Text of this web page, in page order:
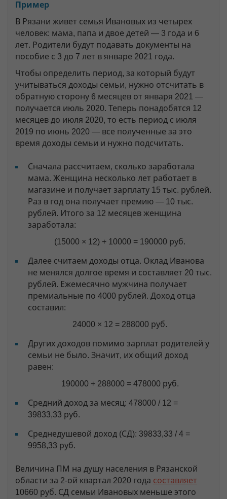
Пример
В Рязани живет семья Ивановых из четырех
человек: мама, папа и двое детей — 3 года и 6
лет. Родители будут подавать документы на
пособие с 3 до 7 лет в январе 2021 года.
Чтобы определить период, за который будут
учитываться доходы семьи, нужно отсчитать в
обратную сторону 6 месяцев от января 2021 —
получается июль 2020. Теперь понадобятся 12
месяцев до июля 2020, то есть период с июля
2019 по июнь 2020 — все полученные за это
время доходы семьи и нужно подсчитать.
Сначала рассчитаем, сколько заработала
мама. Женщина несколько лет работает в
магазине и получает зарплату 15 тыс. рублей.
Раз в год она получает премию — 10 тыс.
рублей. Итого за 12 месяцев женщина
заработала:
(15000 × 12) + 10000 = 190000 руб.
Далее считаем доходы отца. Оклад Иванова
не менялся долгое время и составляет 20 тыс.
рублей. Ежемесячно мужчина получает
премиальные по 4000 рублей. Доход отца
составил:
24000 × 12 = 288000 руб.
Других доходов помимо зарплат родителей у
семьи не было. Значит, их общий доход
равен:
190000 + 288000 = 478000 руб.
Средний доход за месяц: 478000 / 12 =
39833,33 руб.
Среднедушевой доход (СД): 39833,33 / 4 =
9958,33 руб.
Величина ПМ на душу населения в Рязанской
области за 2-ой квартал 2020 года составляет
10660 руб. СД семьи Ивановых меньше этого